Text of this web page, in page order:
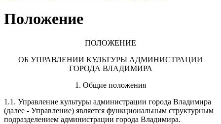
Положение
ПОЛОЖЕНИЕ
ОБ УПРАВЛЕНИИ КУЛЬТУРЫ АДМИНИСТРАЦИИ
ГОРОДА ВЛАДИМИРА
1. Общие положения
1.1. Управление культуры администрации города Владимира
(далее - Управление) является функциональным структурным
подразделением администрации города Владимира.